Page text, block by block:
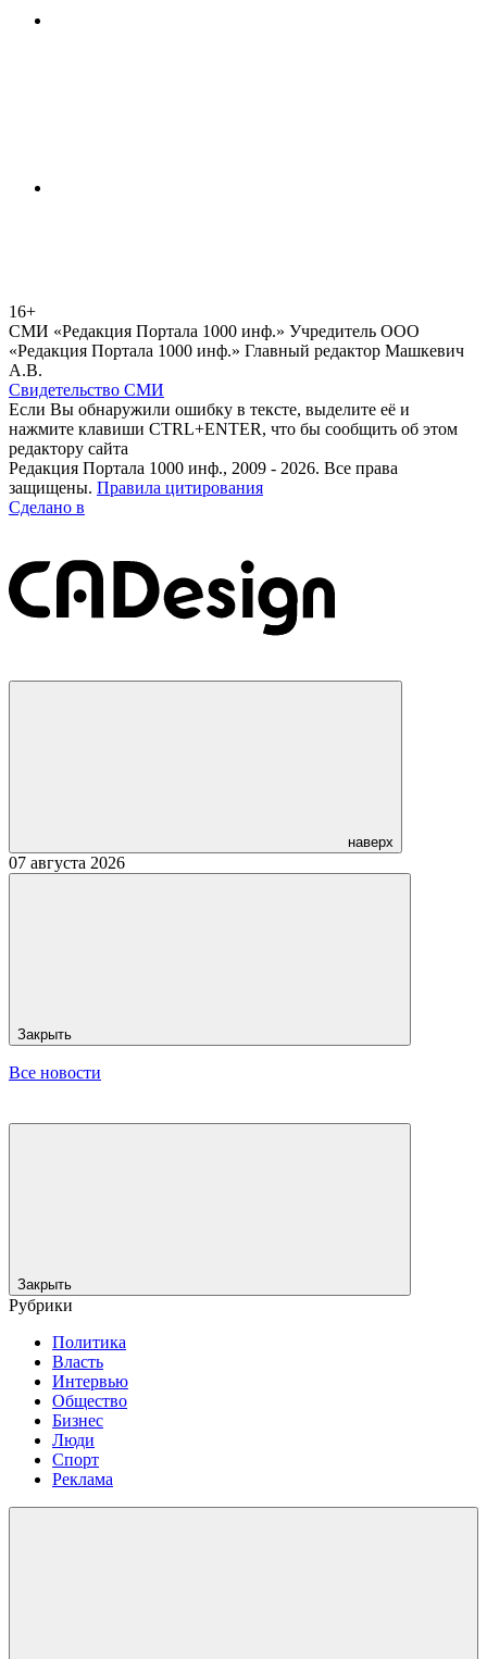
16+
СМИ «Редакция Портала 1000 инф.» Учредитель ООО
«Редакция Портала 1000 инф.» Главный редактор Машкевич
А.В.
Свидетельство СМИ
Если Вы обнаружили ошибку в тексте, выделите её и
нажмите клавиши CTRL+ENTER, что бы сообщить об этом
редактору сайта
Редакция Портала 1000 инф., 2009 - 2026. Все права
защищены. Правила цитирования
Сделано в
наверх
07 августа 2026
Закрыть
Все новости
Закрыть
Рубрики
Политика
Власть
Интервью
Общество
Бизнес
Люди
Спорт
Реклама